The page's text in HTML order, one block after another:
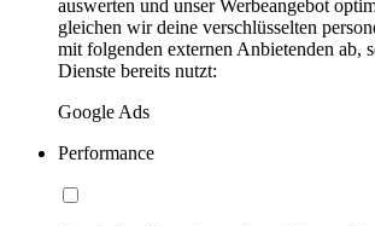
auswerten und unser Werbeangebot
gleichen wir deine verschlüsselten
mit folgenden externen Anbietenden ab,
Dienste bereits nutzt:
Google Ads
Performance